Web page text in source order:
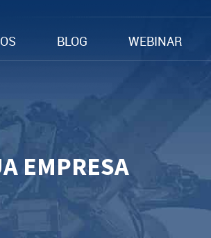
BLOG WEBINAR
EMPRESA